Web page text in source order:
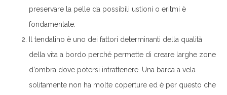
preservare la pelle da possibili ustioni o eritmi è
fondamentale.
Il tendalino è uno dei fattori determinanti della qualità
della vita a bordo perché permette di creare larghe zone
d’ombra dove potersi intrattenere. Una barca a vela
solitamente non ha molte coperture ed è per questo che